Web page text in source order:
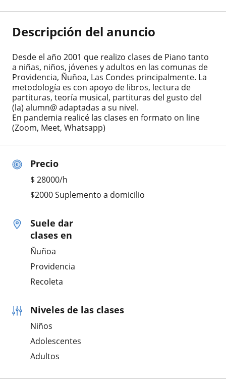
Precio
$ 28000/h
$2000 Suplemento a domicilio
Suele dar
clases en
Ñuñoa
Providencia
Recoleta
Niveles de las clases
Niños
Adolescentes
Adultos
Descripción del anuncio
Desde el año 2001 que realizo clases de Piano tanto
a niñas, niños, jóvenes y adultos en las comunas de
Providencia, Ñuñoa, Las Condes principalmente. La
metodología es con apoyo de libros, lectura de
partituras, teoría musical, partituras del gusto del
(la) alumn@ adaptadas a su nivel.
En pandemia realicé las clases en formato on line
(Zoom, Meet, Whatsapp)